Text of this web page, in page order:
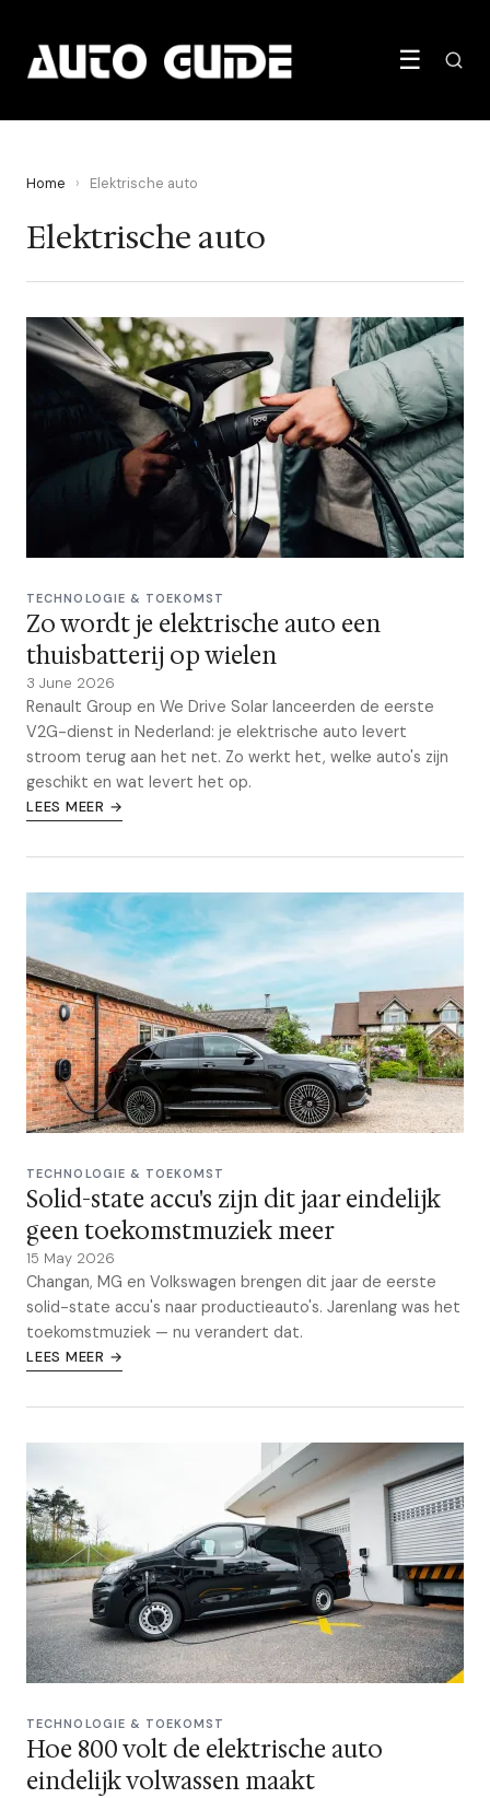
☰
Home › Elektrische auto
Elektrische auto
TECHNOLOGIE & TOEKOMST
Zo wordt je elektrische auto een
thuisbatterij op wielen
3 June 2026
Renault Group en We Drive Solar lanceerden de eerste
V2G-dienst in Nederland: je elektrische auto levert
stroom terug aan het net. Zo werkt het, welke auto's zijn
geschikt en wat levert het op.
LEES MEER →
TECHNOLOGIE & TOEKOMST
Solid-state accu's zijn dit jaar eindelijk
geen toekomstmuziek meer
15 May 2026
Changan, MG en Volkswagen brengen dit jaar de eerste
solid-state accu's naar productieauto's. Jarenlang was het
toekomstmuziek — nu verandert dat.
LEES MEER →
TECHNOLOGIE & TOEKOMST
Hoe 800 volt de elektrische auto
eindelijk volwassen maakt